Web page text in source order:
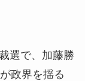
選で、加藤勝
政界を揺る